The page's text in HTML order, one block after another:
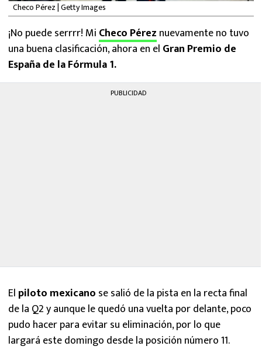
Checo Pérez | Getty Images
¡No puede serrrr! Mi Checo Pérez nuevamente no tuvo
una buena clasificación, ahora en el Gran Premio de
España de la Fórmula 1.
PUBLICIDAD
El piloto mexicano se salió de la pista en la recta final
de la Q2 y aunque le quedó una vuelta por delante, poco
pudo hacer para evitar su eliminación, por lo que
largará este domingo desde la posición número 11.